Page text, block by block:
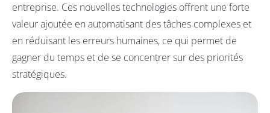
entreprise. Ces nouvelles technologies offrent une forte
valeur ajoutée en automatisant des tâches complexes et
en réduisant les erreurs humaines, ce qui permet de
gagner du temps et de se concentrer sur des priorités
stratégiques.